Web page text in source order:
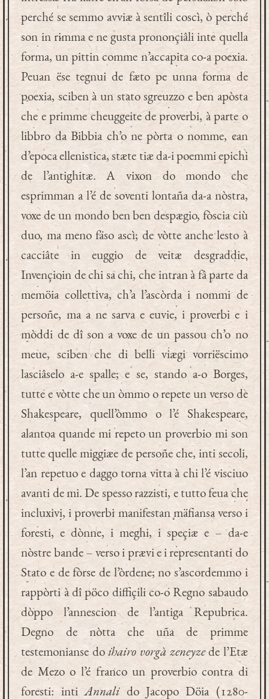
perché se semmo avviæ à sentîli coscì, ò perché
son in rimma e ne gusta prononçiâli inte quella
forma, un pittin comme n’accapita co-a poexia.
Peuan ëse tegnui de fæto pe unna forma de
poexia, sciben à un stato sgreuzzo e ben apòsta
che e primme cheuggeite de proverbi, à parte o
libbro da Bibbia ch’o ne pòrta o nomme, ean
d’epoca ellenistica, stæte tiæ da-i poemmi epichi
de l’antighitæ. A vixon do mondo che
esprimman a l’é de soventi lontaña da-a nòstra,
voxe de un mondo ben ben despægio, fòscia ciù
duo, ma meno fäso ascì; de vòtte anche lesto à
cacciâte in euggio de veitæ desgraddie.
Invençioin de chi sa chi, che intran à fâ parte da
memöia collettiva, ch’a l’ascòrda i nommi de
persoñe, ma a ne sarva e euvie, i proverbi e i
mòddi de dî son a voxe de un passou ch’o no
meue, sciben che di belli viægi vorriëscimo
lasciâselo a-e spalle; e se, stando a-o Borges,
tutte e vòtte che un òmmo o repete un verso de
Shakespeare, quell’òmmo o l’é Shakespeare,
alantoa quande mi repeto un proverbio mi son
tutte quelle miggiæe de persoñe che, inti secoli,
l’an repetuo e daggo torna vitta à chi l’é visciuo
avanti de mi. De spesso razzisti, e tutto feua che
incluxivi, i proverbi manifestan mäfiansa verso i
foresti, e dònne, i meghi, i speçiæ e – da-e
nòstre bande – verso i prævi e i representanti do
Stato e de fòrse de l’òrdene; no s’ascordemmo i
rappòrti à dî pöco diffiçili co-o Regno sabaudo
dòppo l’annescion de l’antiga Repubrica.
Degno de nòtta che uña de primme
testemonianse doihairo vorgà zeneyzede l’Etæ
de Mezo o l’é franco un proverbio contra di
foresti: intiAnnalido Jacopo Döia (1280-